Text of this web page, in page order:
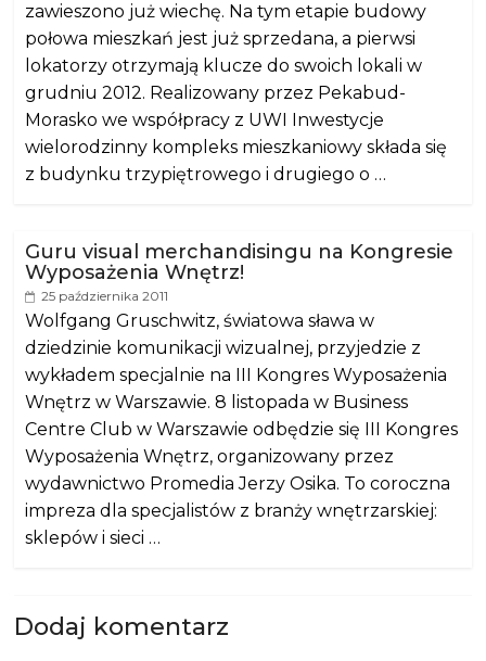
zawieszono już wiechę. Na tym etapie budowy
połowa mieszkań jest już sprzedana, a pierwsi
lokatorzy otrzymają klucze do swoich lokali w
grudniu 2012. Realizowany przez Pekabud-
Morasko we współpracy z UWI Inwestycje
wielorodzinny kompleks mieszkaniowy składa się
z budynku trzypiętrowego i drugiego o …
Guru visual merchandisingu na Kongresie
Wyposażenia Wnętrz!
25 października 2011
Wolfgang Gruschwitz, światowa sława w
dziedzinie komunikacji wizualnej, przyjedzie z
wykładem specjalnie na III Kongres Wyposażenia
Wnętrz w Warszawie. 8 listopada w Business
Centre Club w Warszawie odbędzie się III Kongres
Wyposażenia Wnętrz, organizowany przez
wydawnictwo Promedia Jerzy Osika. To coroczna
impreza dla specjalistów z branży wnętrzarskiej:
sklepów i sieci …
Dodaj komentarz